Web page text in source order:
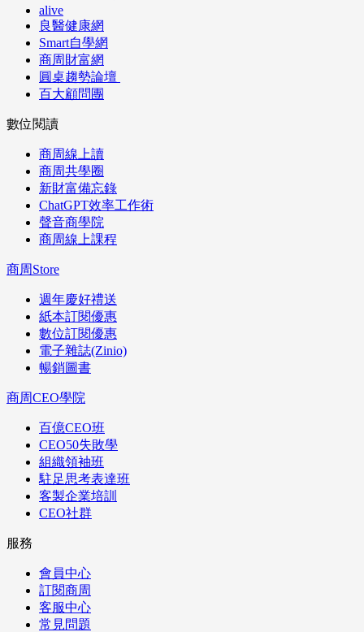
alive
良醫健康網
Smart自學網
商周財富網
圓桌趨勢論壇
百大顧問團
數位閱讀
商周線上讀
商周共學圈
新財富備忘錄
ChatGPT效率工作術
聲音商學院
商周線上課程
商周Store
週年慶好禮送
紙本訂閱優惠
數位訂閱優惠
電子雜誌(Zinio)
暢銷圖書
商周CEO學院
百億CEO班
CEO50失敗學
組織領袖班
駐足思考表達班
客製企業培訓
CEO社群
服務
會員中心
訂閱商周
客服中心
常見問題